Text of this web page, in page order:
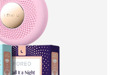
Förväntad leverans
Förväntad leverans
Förväntad leverans